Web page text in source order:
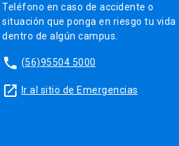
Teléfono en caso de accidente o
situación que ponga en riesgo tu vida
dentro de algún campus.
phone (56)95504 5000
launch Ir al sitio de Emergencias